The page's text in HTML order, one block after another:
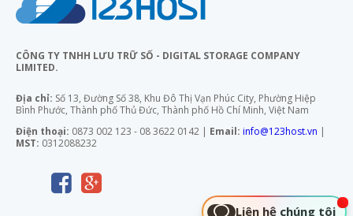
CÔNG TY TNHH LƯU TRỮ SỐ - DIGITAL STORAGE COMPANY
LIMITED.
Địa chỉ: Số 13, Đường Số 38, Khu Đô Thị Vạn Phúc City, Phường Hiệp
Bình Phước, Thành phố Thủ Đức, Thành phố Hồ Chí Minh, Việt Nam
Điện thoại: 0873 002 123 - 08 3622 0142 | Email: info@123host.vn |
MST: 0312088232
Liên hệ chúng tôi